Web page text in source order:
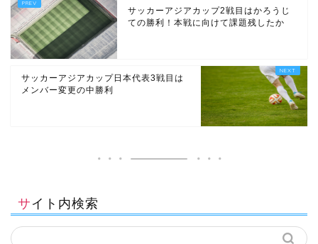
サッカーアジアカップ2戦目はかろうじ
ての勝利！本戦に向けて課題残したか
サッカーアジアカップ日本代表3戦目は
メンバー変更の中勝利
サイト内検索